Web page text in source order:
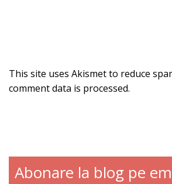
This site uses Akismet to reduce
comment data is processed.
Abonare la blog pe